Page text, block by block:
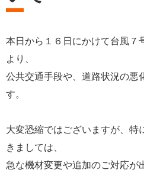
本日から１６日にかけて台風７
より、
公共交通手段や、道路状況の悪
す。
大変恐縮ではございますが、特
きましては、
急な機材変更や追加のご対応が